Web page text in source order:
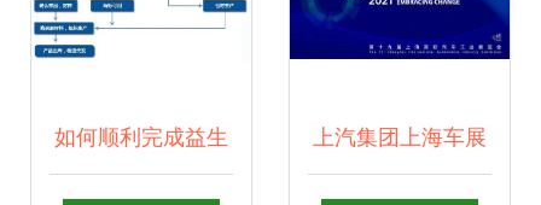
向突破手册精要》
如何顺利完成益生 上汽集团上海车展